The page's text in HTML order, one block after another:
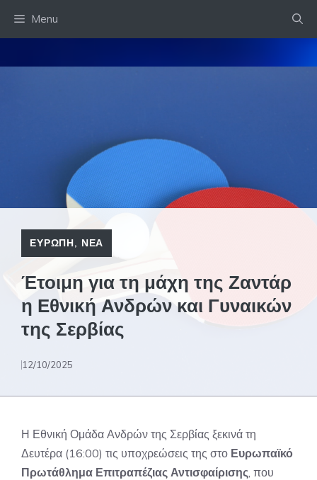
Menu
ΕΥΡΩΠΗ, ΝΕΑ
Έτοιμη για τη μάχη της Ζαντάρ
η Εθνική Ανδρών και Γυναικών
της Σερβίας
12/10/2025
Η Εθνική Ομάδα Ανδρών της Σερβίας ξεκινά τη
Δευτέρα (16:00) τις υποχρεώσεις της στο Ευρωπαϊκό
Πρωτάθλημα Επιτραπέζιας Αντισφαίρισης, που